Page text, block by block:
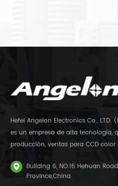
Hefei Angelon Electronics Co., LTD.
es un empresa de alta tecnología,
producción, ventas para CCD color
Building 6, NO.16 Hehuan
Province,China